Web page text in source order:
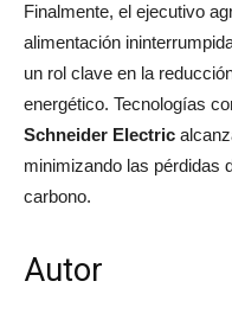
Finalmente, el ejecutivo
alimentación
un rol clave en la
energético. Tecnologías
Schneider Electric
minimizando las pérdidas
carbono.
Autor